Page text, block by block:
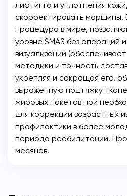
лифтинга и уплотнения
скорректировать морщины.
процедура в мире,
уровне SMAS без операций
визуализации
методики и точность
укрепляя и сокращая его,
выраженную подтяжку
жировых пакетов при
для коррекции возрастных
профилактики в более
периода реабилитации.
месяцев.